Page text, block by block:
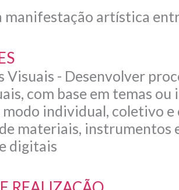
manifestação artística
Visuais - Desenvolver
com base em temas ou
individual, coletivo
materiais, instrumentos
digitais